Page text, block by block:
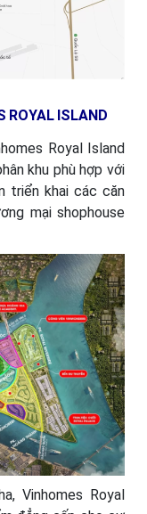
ROYAL ISLAND
Royal Island
khu phù hợp với
triển khai các căn
mại shophouse
Vinhomes Royal